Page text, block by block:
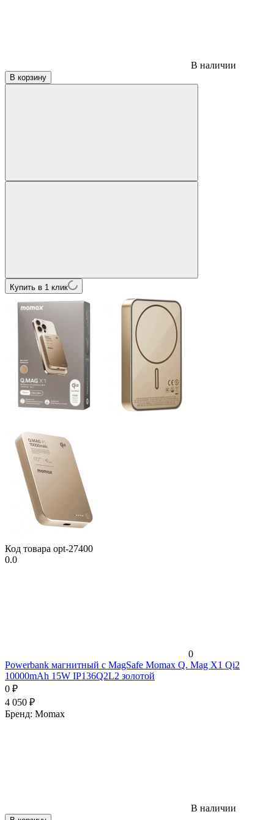
В наличии
В корзину
Купить в 1 клик
Код товара opt-27400
0.0
0
Powerbank магнитный с MagSafe Momax Q. Mag X1 Qi2
10000mAh 15W IP136Q2L2 золотой
0 ₽
4 050 ₽
Бренд: Momax
В наличии